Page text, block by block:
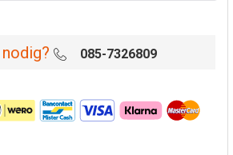
085-7326809